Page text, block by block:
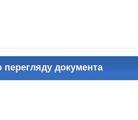
перегляду документа